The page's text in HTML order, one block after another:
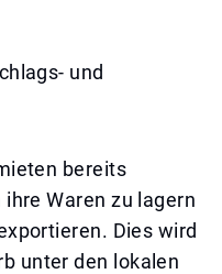
und
bereits
ihre Waren zu lagern
Dies wird
unter den lokalen